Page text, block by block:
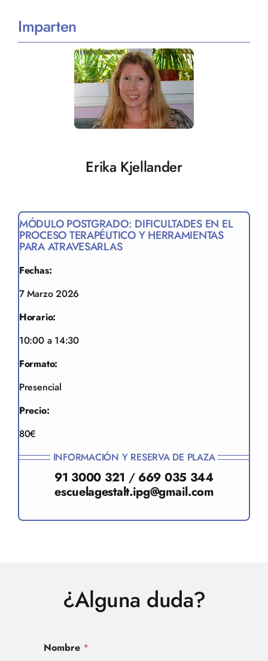
Imparten
Erika Kjellander
MÓDULO POSTGRADO: DIFICULTADES EN EL
PROCESO TERAPÉUTICO Y HERRAMIENTAS
PARA ATRAVESARLAS
Fechas:
7 Marzo 2026
Horario:
10:00 a 14:30
Formato:
Presencial
Precio:
80€
INFORMACIÓN Y RESERVA DE PLAZA
91 3000 321 / 669 035 344
escuelagestalt.ipg@gmail.com
¿Alguna duda?
*
Nombre *